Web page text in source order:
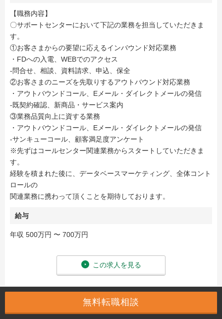
【職務内容】
〇サポートセンターにおいて下記の業務を担当していただきま
す。
①お客さまからの要望に応えるインバウンド対応業務
・FDへの入電、WEBでのアクセス
-問合せ、相談、資料請求、申込、保全
②お客さまのニーズを先取りするアウトバウンド対応業務
・アウトバウンドコール、Eメール・ダイレクトメールの発信
-既契約確認、新商品・サービス案内
③業務品質向上に資する業務
・アウトバウンドコール、Eメール・ダイレクトメールの発信
-サンキューコール、顧客満足度アンケート
※先ずはコールセンター関連業務からスタートしていただきま
す。
経験を積まれた後に、データベースマーケティング、全体コント
ロールの
関連業務に携わって頂くことを期待しております。
給与
年収 500万円 〜 700万円
この求人を見る
案件番号：150514 / 014
無料転職相談